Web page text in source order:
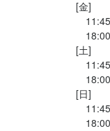
[金]
11:45
18:00
[土]
11:45
18:00
[日]
11:45
18:00